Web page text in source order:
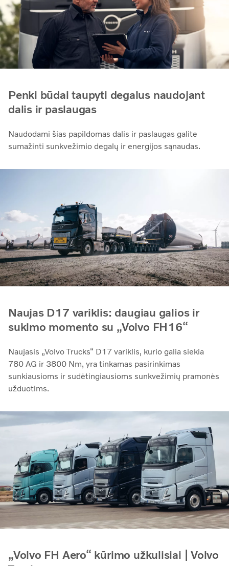
Penki būdai taupyti degalus naudojant
dalis ir paslaugas
Naudodami šias papildomas dalis ir paslaugas galite
sumažinti sunkvežimio degalų ir energijos sąnaudas.
Naujas D17 variklis: daugiau galios ir
sukimo momento su „Volvo FH16“
Naujasis „Volvo Trucks“ D17 variklis, kurio galia siekia
780 AG ir 3800 Nm, yra tinkamas pasirinkimas
sunkiausioms ir sudėtingiausioms sunkvežimių pramonės
užduotims.
„Volvo FH Aero“ kūrimo užkulisiai | Volvo